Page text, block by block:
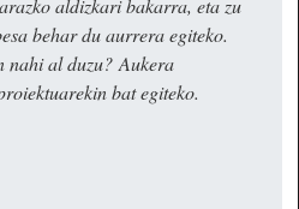
aldizkari bakarra, eta zu
behar du aurrera egiteko.
nahi al duzu? Aukera
bat egiteko.